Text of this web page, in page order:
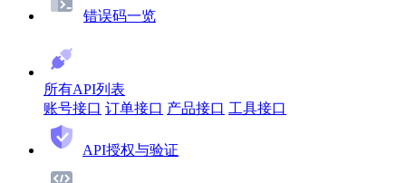
错误码一览
所有API列表
账号接口 订单接口 产品接口 工具接口
API授权与验证